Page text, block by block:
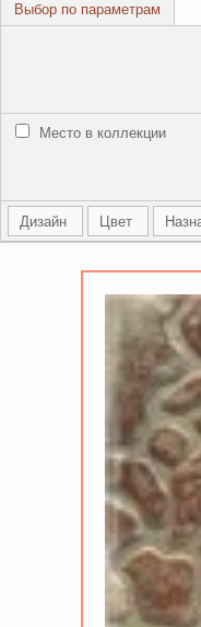
Выбор по параметрам
Место в коллекции
Дизайн Цвет